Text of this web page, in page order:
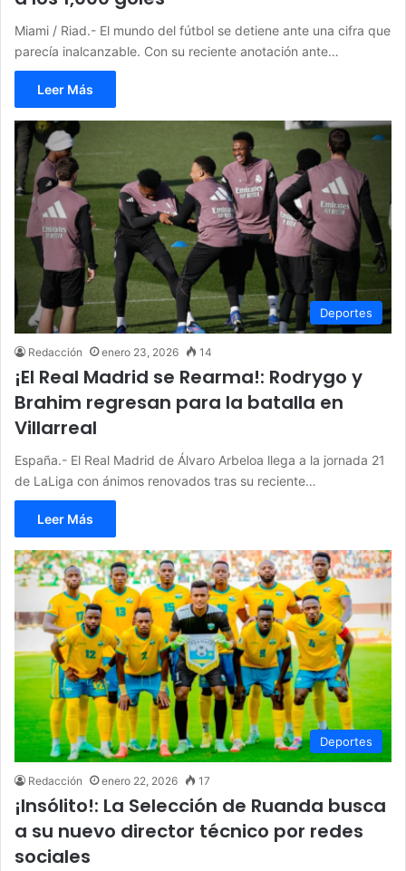
Miami / Riad.- El mundo del fútbol se detiene ante una cifra que
parecía inalcanzable. Con su reciente anotación ante…
Leer Más
Deportes
Redacción enero 23, 2026 14
¡El Real Madrid se Rearma!: Rodrygo y
Brahim regresan para la batalla en
Villarreal
España.- El Real Madrid de Álvaro Arbeloa llega a la jornada 21
de LaLiga con ánimos renovados tras su reciente…
Leer Más
Deportes
Redacción enero 22, 2026 17
¡Insólito!: La Selección de Ruanda busca
a su nuevo director técnico por redes
sociales